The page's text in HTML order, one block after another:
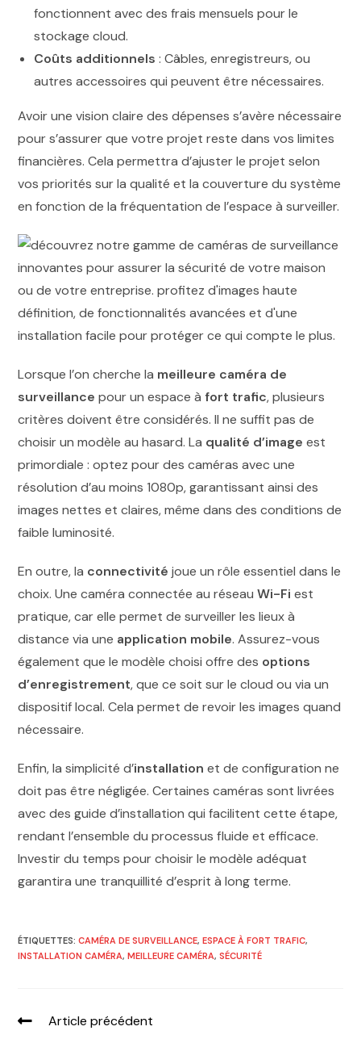
fonctionnent avec des frais mensuels pour le
stockage cloud.
Coûts additionnels : Câbles, enregistreurs, ou
autres accessoires qui peuvent être nécessaires.
Avoir une vision claire des dépenses s’avère nécessaire
pour s’assurer que votre projet reste dans vos limites
financières. Cela permettra d’ajuster le projet selon
vos priorités sur la qualité et la couverture du système
en fonction de la fréquentation de l’espace à surveiller.
Lorsque l’on cherche la meilleure caméra de
surveillance pour un espace àfort trafic, plusieurs
critères doivent être considérés. Il ne suffit pas de
choisir un modèle au hasard. La qualité d’image est
primordiale : optez pour des caméras avec une
résolution d’au moins 1080p, garantissant ainsi des
images nettes et claires, même dans des conditions de
faible luminosité.
En outre, la connectivité joue un rôle essentiel dans le
choix. Une caméra connectée au réseauWi-Fi est
pratique, car elle permet de surveiller les lieux à
distance via une application mobile. Assurez-vous
également que le modèle choisi offre des options
d’enregistrement, que ce soit sur le cloud ou via un
dispositif local. Cela permet de revoir les images quand
nécessaire.
Enfin, la simplicité d’installation et de configuration ne
doit pas être négligée. Certaines caméras sont livrées
avec des guide d’installation qui facilitent cette étape,
rendant l’ensemble du processus fluide et efficace.
Investir du temps pour choisir le modèle adéquat
garantira une tranquillité d’esprit à long terme.
ÉTIQUETTES:CAMÉRA DE SURVEILLANCE, ESPACE À FORT TRAFIC,
INSTALLATION CAMÉRA, MEILLEURE CAMÉRA, SÉCURITÉ
Article précédent